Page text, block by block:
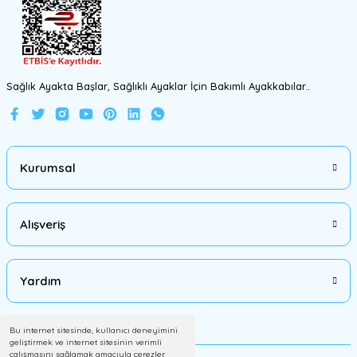
Bu internet sitesinde, kullanıcı deneyimini
geliştirmek ve internet sitesinin verimli
çalışmasını sağlamak amacıyla çerezler
Sağlık Ayakta Başlar, Sağlıklı Ayaklar İçin Bakımlı Ayakkabılar..
Kurumsal
Alışveriş
Yardım